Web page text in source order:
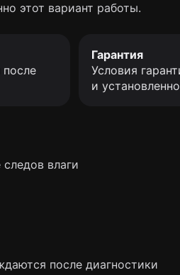
этот вариант работы.
Гарантия
Условия
и
влаги
после диагностики